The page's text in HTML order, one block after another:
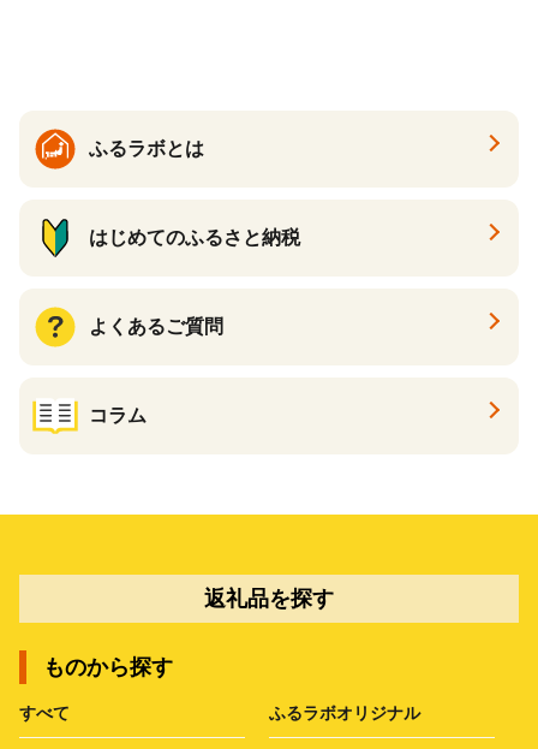
ふるラボとは
はじめてのふるさと納税
よくあるご質問
コラム
返礼品を探す
ものから探す
すべて ふるラボオリジナル